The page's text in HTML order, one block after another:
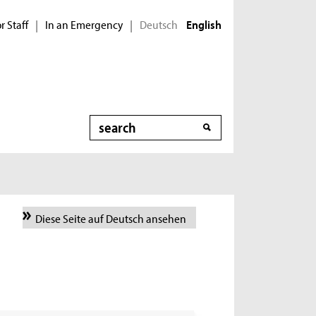
Staff | In an Emergency | Deutsch English
Search
Diese Seite auf Deutsch ansehen